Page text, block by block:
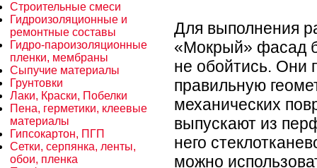
Строительные смеси
Гидроизоляционные и
ремонтные составы
Гидро-пароизоляционные
пленки, мембраны
Сыпучие материалы
Грунтовки
Лаки, Краски, Побелки
Пена, герметики, клеевые
материалы
Гипсокартон, ПГП
Сетки, серпянка, ленты,
обои, пленка
Для выполнения
«Мокрый» фасад
не обойтись. Они
правильную
механических
выпускают из
него
можно